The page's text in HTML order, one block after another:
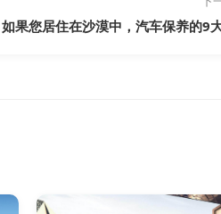
如果您居住在沙漠中，汽车保养的9